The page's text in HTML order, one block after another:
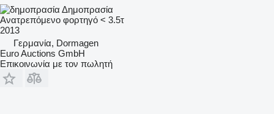
Δημοπρασία
Ανατρεπόμενο φορτηγό < 3.5τ
2013
Γερμανία, Dormagen
Euro Auctions GmbH
Επικοινωνία με τον πωλητή